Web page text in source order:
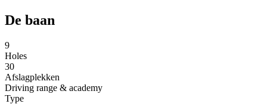
De baan
9
Holes
30
Afslagplekken
Driving range & academy
Type